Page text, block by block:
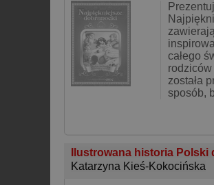
całego
została
sposób,
Ilustrowana historia
Katarzyna Kieś-Kokocińska